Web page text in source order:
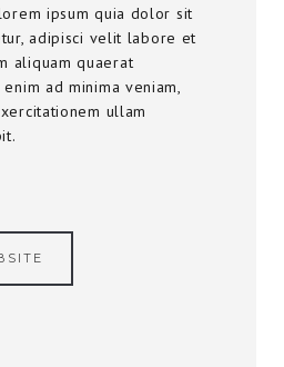
ipsum quia dolor sit
adipisci velit labore et
aliquam quaerat
ad minima veniam,
ullam